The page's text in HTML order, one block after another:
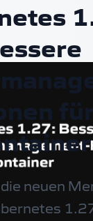
neuen